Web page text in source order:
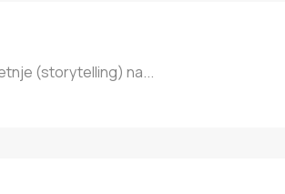
(storytelling) na...